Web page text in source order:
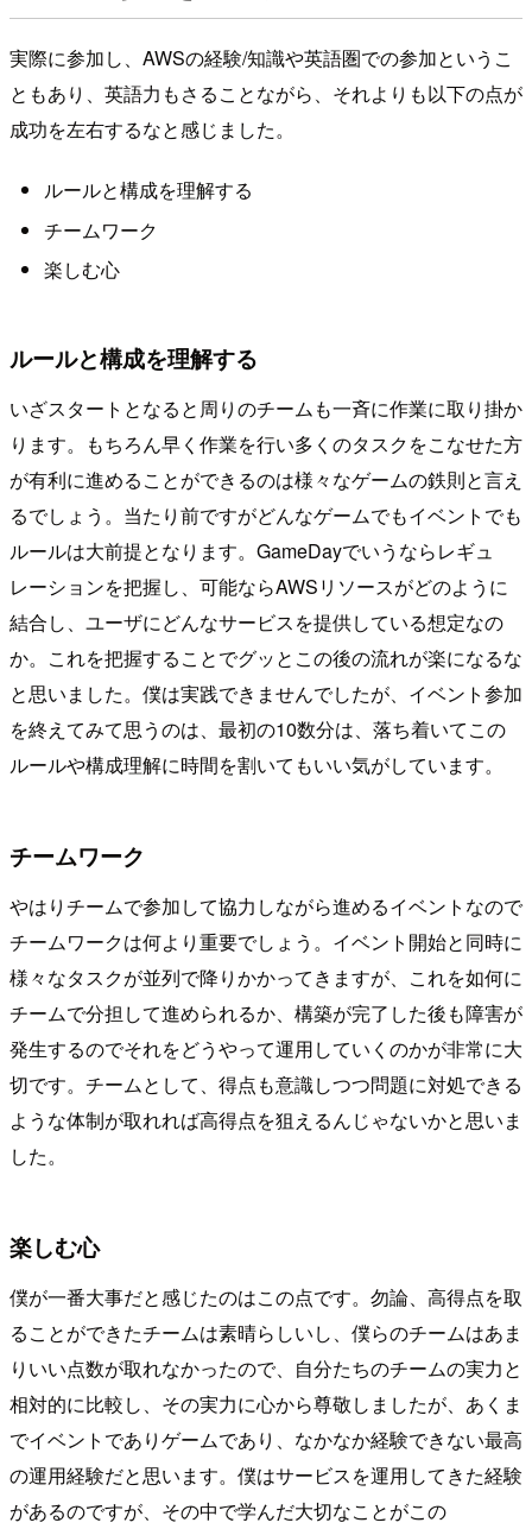
実際に参加し、AWSの経験/知識や英語圏での参加というこ
ともあり、英語力もさることながら、それよりも以下の点が
成功を左右するなと感じました。
ルールと構成を理解する
チームワーク
楽しむ心
ルールと構成を理解する
いざスタートとなると周りのチームも一斉に作業に取り掛か
ります。もちろん早く作業を行い多くのタスクをこなせた方
が有利に進めることができるのは様々なゲームの鉄則と言え
るでしょう。当たり前ですがどんなゲームでもイベントでも
ルールは大前提となります。GameDayでいうならレギュ
レーションを把握し、可能ならAWSリソースがどのように
結合し、ユーザにどんなサービスを提供している想定なの
か。これを把握することでグッとこの後の流れが楽になるな
と思いました。僕は実践できませんでしたが、イベント参加
を終えてみて思うのは、最初の10数分は、落ち着いてこの
ルールや構成理解に時間を割いてもいい気がしています。
チームワーク
やはりチームで参加して協力しながら進めるイベントなので
チームワークは何より重要でしょう。イベント開始と同時に
様々なタスクが並列で降りかかってきますが、これを如何に
チームで分担して進められるか、構築が完了した後も障害が
発生するのでそれをどうやって運用していくのかが非常に大
切です。チームとして、得点も意識しつつ問題に対処できる
ような体制が取れれば高得点を狙えるんじゃないかと思いま
した。
楽しむ心
僕が一番大事だと感じたのはこの点です。勿論、高得点を取
ることができたチームは素晴らしいし、僕らのチームはあま
りいい点数が取れなかったので、自分たちのチームの実力と
相対的に比較し、その実力に心から尊敬しましたが、あくま
でイベントでありゲームであり、なかなか経験できない最高
の運用経験だと思います。僕はサービスを運用してきた経験
があるのですが、その中で学んだ大切なことがこの